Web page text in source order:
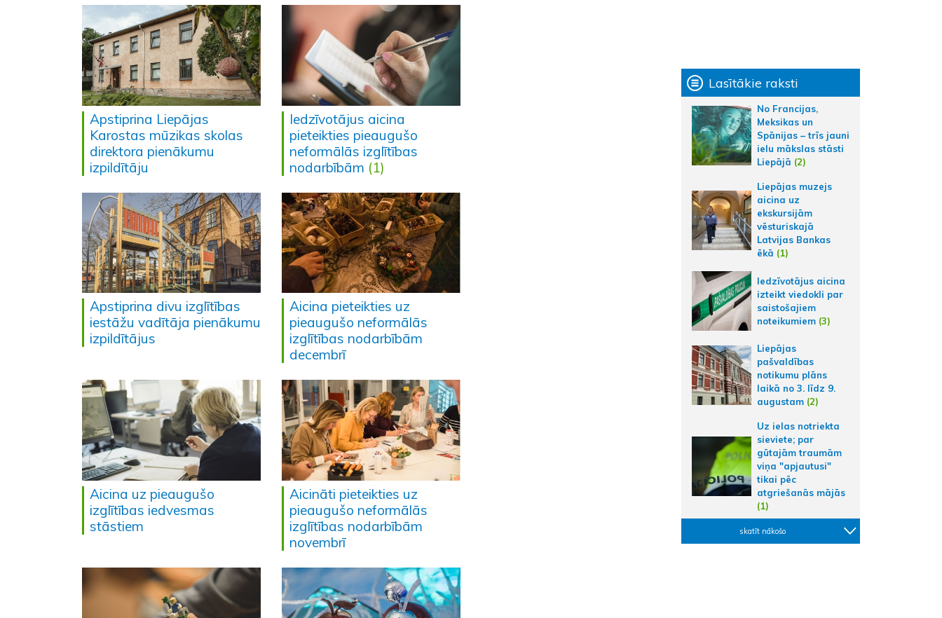
Apstiprina Liepājas
Karostas mūzikas skolas
direktora pienākumu
izpildītāju
Iedzīvotājus aicina
pieteikties pieaugušo
neformālās izglītības
nodarbībām (1)
Apstiprina divu izglītības
iestāžu vadītāja pienākumu
izpildītājus
Aicina pieteikties uz
pieaugušo neformālās
izglītības nodarbībām
decembrī
Aicina uz pieaugušo
izglītības iedvesmas
stāstiem
Aicināti pieteikties uz
pieaugušo neformālās
izglītības nodarbībām
novembrī
Lasītākie raksti
No Francijas,
Meksikas un
Spānijas – trīs jauni
ielu mākslas stāsti
Liepājā (2)
Liepājas muzejs
aicina uz
ekskursijām
vēsturiskajā
Latvijas Bankas
ēkā (1)
Iedzīvotājus aicina
izteikt viedokli par
saistošajiem
noteikumiem (3)
Liepājas
pašvaldības
notikumu plāns
laikā no 3. līdz 9.
augustam (2)
Uz ielas notriekta
sieviete; par
gūtajām traumām
viņa "apjautusi"
tikai pēc
atgriešanās mājās
(1)
skatīt nākošo